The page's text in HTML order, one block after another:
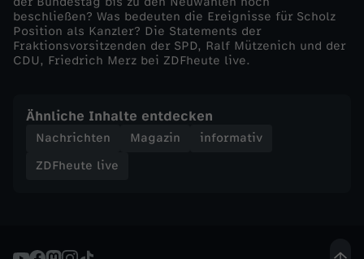
r
e
u
beschließen? Was bedeuten die Ereignisse für Scholz
Position als Kanzler? Die Statements der
Fraktionsvorsitzenden der SPD, Ralf Mützenich und der
CDU, Friedrich Merz bei ZDFheute live.
Ähnliche Inhalte entdecken
Nachrichten Magazin
informativ
ZDFheute live